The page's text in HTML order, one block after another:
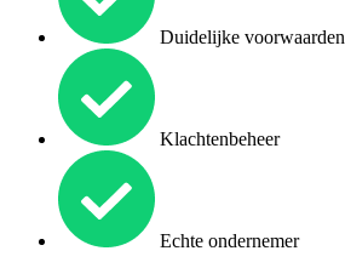
Duidelijke voorwaarden
Klachtenbeheer
Echte ondernemer